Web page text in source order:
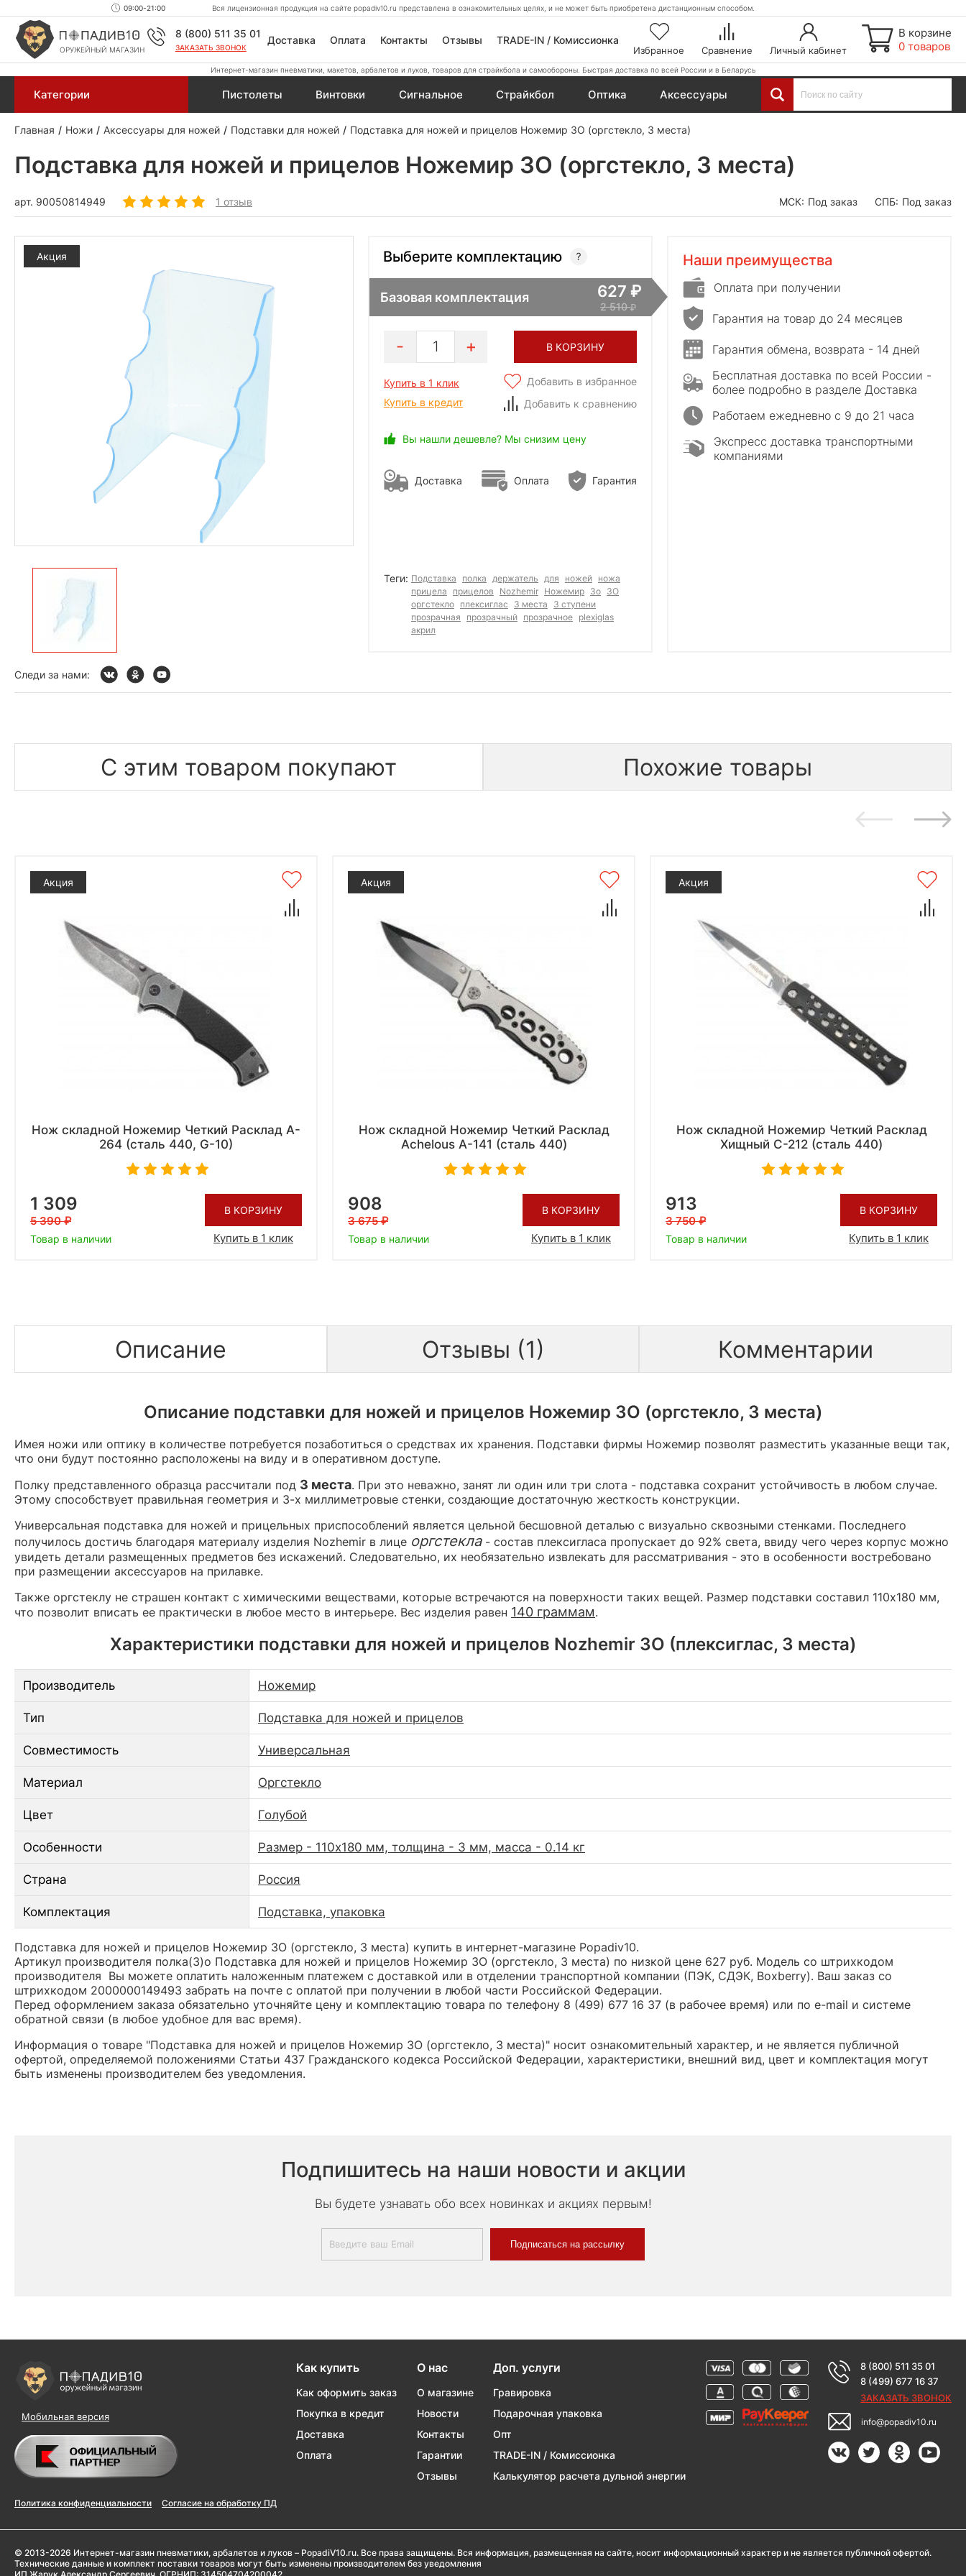
09:00-21:00 Вся лицензионная продукция на сайте popadiv10.ru представлена в ознакомительных целях, и не может быть приобретена дистанционным способом.
ОРУЖЕЙНЫЙ МАГАЗИН
8 (800) 511 35 01
ЗАКАЗАТЬ ЗВОНОК
Доставка Оплата Контакты Отзывы TRADE-IN / Комиссионка
Избранное Сравнение Личный кабинет
В корзине
0 товаров
Интернет-магазин пневматики, макетов, арбалетов и луков, товаров для страйкбола и самообороны. Быстрая доставка по всей России и в Беларусь
Категории Пистолеты Винтовки Сигнальное Страйкбол Оптика Аксессуары
Главная Ножи Аксессуары для ножей Подставки для ножей Подставка для ножей и прицелов Ножемир 3О (оргстекло, 3 места)
Подставка для ножей и прицелов Ножемир 3О (оргстекло, 3 места)
арт. 90050814949 1 отзыв МСК: Под заказ СПБ: Под заказ
Акция Выберите комплектацию
Базовая комплектация 627
2 510
1 В КОРЗИНУ
Купить в 1 клик
Купить в кредит
Добавить в избранное
Добавить к сравнению
Вы нашли дешевле? Мы снизим цену
Доставка Оплата Гарантия
Теги: Подставка полка держатель для ножей ножа
прицела
прицелов Nozhemir Ножемир 3o 3О
оргстекло плексиглас 3 места
3 ступени
прозрачная
прозрачный прозрачное plexiglas
акрил
Наши преимущества
Оплата при получении
Гарантия на товар до 24 месяцев
Гарантия обмена, возврата - 14 дней
Бесплатная доставка по всей России -
более подробно в разделе Доставка
Работаем ежедневно с 9 до 21 часа
Экспресс доставка транспортными
компаниями
Следи за нами:
С этим товаром покупают Похожие товары
Акция
Нож складной Ножемир Четкий Расклад A-
264 (сталь 440, G-10)
1 309
5 390
Товар в наличии
В КОРЗИНУ
Купить в 1 клик
Акция
Нож складной Ножемир Четкий Расклад
Achelous A-141 (сталь 440)
908
3 675
Товар в наличии
В КОРЗИНУ
Купить в 1 клик
Акция
Нож складной Ножемир Четкий Расклад
Хищный C-212 (сталь 440)
913
3 750
Товар в наличии
В КОРЗИНУ
Купить в 1 клик
Описание Отзывы (1) Комментарии
Описание подставки для ножей и прицелов Ножемир 3О (оргстекло, 3 места)
Имея ножи или оптику в количестве потребуется позаботиться о средствах их хранения. Подставки фирмы Ножемир позволят разместить указанные вещи так,
что они будут постоянно расположены на виду и в оперативном доступе.
Полку представленного образца рассчитали под 3 места. При это неважно, занят ли один или три слота - подставка сохранит устойчивость в любом случае.
Этому способствует правильная геометрия и 3-х миллиметровые стенки, создающие достаточную жесткость конструкции.
Универсальная подставка для ножей и прицельных приспособлений является цельной бесшовной деталью с визуально сквозными стенками. Последнего
получилось достичь благодаря материалу изделия Nozhemir в лице оргстекла- состав плексигласа пропускает до 92% света, ввиду чего через корпус можно
увидеть детали размещенных предметов без искажений. Следовательно, их необязательно извлекать для рассматривания - это в особенности востребовано
при размещении аксессуаров на прилавке.
Также оргстеклу не страшен контакт с химическими веществами, которые встречаются на поверхности таких вещей. Размер подставки составил 110х180 мм,
что позволит вписать ее практически в любое место в интерьере. Вес изделия равен 140 граммам.
Характеристики подставки для ножей и прицелов Nozhemir 3O (плексиглас, 3 места)
Производитель Ножемир
Тип Подставка для ножей и прицелов
Совместимость Универсальная
Материал Оргстекло
Цвет Голубой
Особенности Размер - 110х180 мм, толщина - 3 мм, масса - 0.14 кг
Страна Россия
Комплектация Подставка, упаковка
Подставка для ножей и прицелов Ножемир 3О (оргстекло, 3 места) купить в интернет-магазине Popadiv10.
Артикул производителя полка(3)о Подставка для ножей и прицелов Ножемир 3О (оргстекло, 3 места) по низкой цене 627 руб. Модель со штрихкодом
производителя Вы можете оплатить наложенным платежем с доставкой или в отделении транспортной компании (ПЭК, СДЭК, Boxberry). Ваш заказ со
штрихкодом 2000000149493 забрать на почте с оплатой при получении в любой части Российской Федерации.
Перед оформлением заказа обязательно уточняйте цену и комплектацию товара по телефону 8 (499) 677 16 37 (в рабочее время) или по e-mail и системе
обратной связи (в любое удобное для вас время).
Информация о товаре "Подставка для ножей и прицелов Ножемир 3О (оргстекло, 3 места)" носит ознакомительный характер, и не является публичной
офертой, определяемой положениями Статьи 437 Гражданского кодекса Российской Федерации, характеристики, внешний вид, цвет и комплектация могут
быть изменены производителем без уведомления.
Подпишитесь на наши новости и акции
Вы будете узнавать обо всех новинках и акциях первым!
Подписаться на рассылку
Мобильная версия
Политика конфиденциальности Согласие на обработку ПД
Как купить
Как оформить заказ
Покупка в кредит
Доставка
Оплата
О нас
О магазине
Новости
Контакты
Гарантии
Отзывы
Доп. услуги
Гравировка
Подарочная упаковка
Опт
TRADE-IN / Комиссионка
Калькулятор расчета дульной энергии
8 (800) 511 35 01
8 (499) 677 16 37
ЗАКАЗАТЬ ЗВОНОК
info@popadiv10.ru
© 2013-2026 Интернет-магазин пневматики, арбалетов и луков – PopadiV10.ru. Все права защищены. Вся информация, размещенная на сайте, носит информационный характер и не является публичной офертой.
Технические данные и комплект поставки товаров могут быть изменены производителем без уведомления